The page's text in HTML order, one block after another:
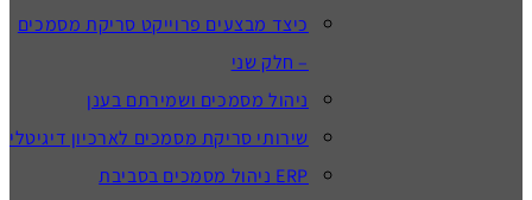
כיצד מבצעים פרוייקט סריקת מסמכים
– חלק שני
ניהול מסמכים ושמירתם בענן
שירותי סריקת מסמכים לארכיון דיגיטלי
ERP ניהול מסמכים בסביבת